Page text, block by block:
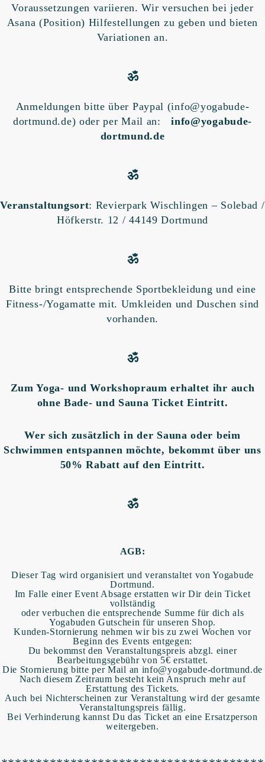
Voraussetzungen variieren. Wir versuchen bei jeder
Asana (Position) Hilfestellungen zu geben und bieten
Variationen an.
ॐ
Anmeldungen bitte über Paypal (info@yogabude-
dortmund.de) oder per Mail an:
info@yogabude-
dortmund.de
ॐ
Veranstaltungsort: Revierpark Wischlingen – Solebad /
Höfkerstr. 12 / 44149 Dortmund
ॐ
Bitte bringt entsprechende Sportbekleidung und eine
Fitness-/Yogamatte mit. Umkleiden und Duschen sind
vorhanden.
ॐ
Zum Yoga- und Workshopraum erhaltet ihr auch
ohne Bade- und Sauna Ticket Eintritt.
Wer sich zusätzlich in der Sauna oder beim
Schwimmen entspannen möchte, bekommt über uns
50% Rabatt auf den Eintritt.
ॐ
AGB:
Dieser Tag wird organisiert und veranstaltet von Yogabude
Dortmund.
Im Falle einer Event Absage erstatten wir Dir dein Ticket
vollständig
oder verbuchen die entsprechende Summe für dich als
Yogabuden Gutschein für unseren Shop.
Kunden-Stornierung nehmen wir bis zu zwei Wochen vor
Beginn des Events entgegen:
Du bekommst den Veranstaltungspreis abzgl. einer
Bearbeitungsgebühr von 5€ erstattet.
Die Stornierung bitte per Mail an info@yogabude-dortmund.de
Nach diesem Zeitraum besteht kein Anspruch mehr auf
Erstattung des Tickets.
Auch bei Nichterscheinen zur Veranstaltung wird der gesamte
Veranstaltungspreis fällig.
Bei Verhinderung kannst Du das Ticket an eine Ersatzperson
weitergeben.